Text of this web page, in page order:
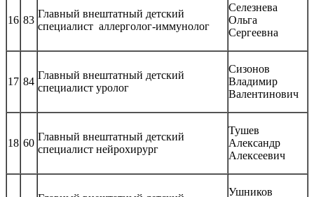
16 83
Главный внештатный детский
специалист аллерголог-иммунолог
Селезнева
Ольга
Сергеевна
17 84
Главный внештатный детский
специалист уролог
Сизонов
Владимир
Валентинович
18 60
Главный внештатный детский
специалист нейрохирург
Тушев
Александр
Алексеевич
Ушников